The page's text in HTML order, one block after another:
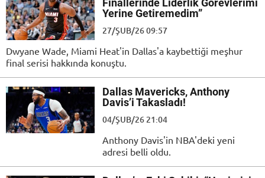
Finallerinde Liderlik Görevlerimi
Yerine Getiremedim”
27/ŞUB/26 09:57
Dwyane Wade, Miami Heat'in Dallas'a kaybettiği meşhur
final serisi hakkında konuştu.
Dallas Mavericks, Anthony
Davis’i Takasladı!
04/ŞUB/26 21:04
Anthony Davis'in NBA'deki yeni
adresi belli oldu.